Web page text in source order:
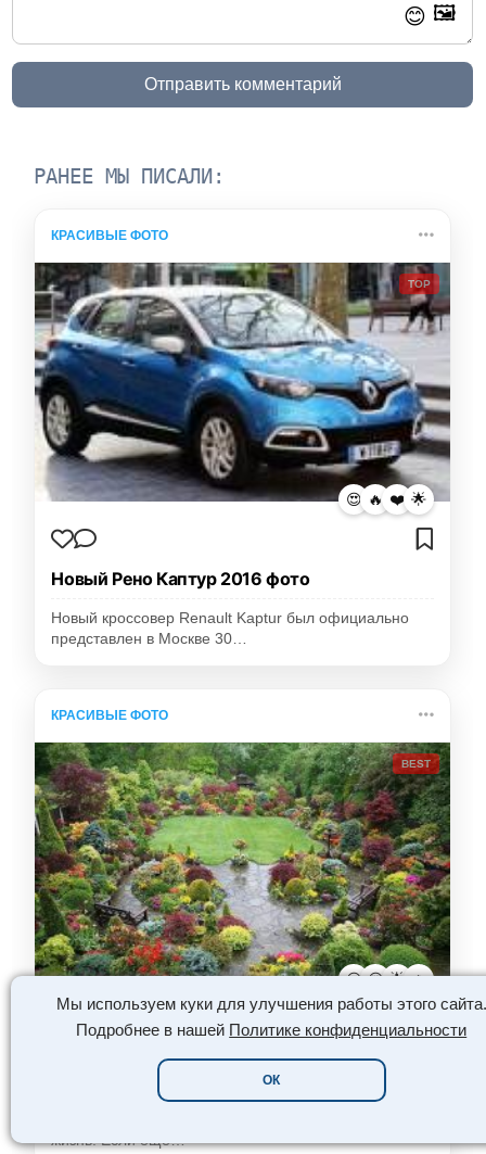
Мы используем куки для улучшения работы этого сайта.
Подробнее в нашей Политике конфиденциальности
ОК
😊 🖼️
Отправить комментарий
РАНЕЕ МЫ ПИСАЛИ:
КРАСИВЫЕ ФОТО
TOP
😍 🔥 ❤️ 🌟
Новый Рено Каптур 2016 фото
Новый кроссовер Renault Kaptur был официально
представлен в Москве 30…
КРАСИВЫЕ ФОТО
BEST
😮 😍 🌟 🔥
Английский стиль в ландшафтном дизайне
жизнь. Если ещё…